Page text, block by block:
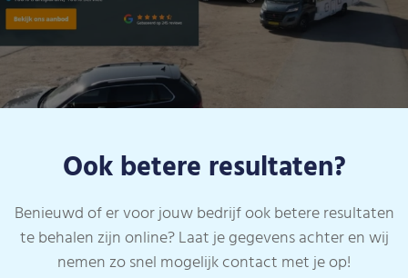
Ook betere resultaten?
Benieuwd of er voor jouw bedrijf ook betere resultaten
te behalen zijn online? Laat je gegevens achter en wij
nemen zo snel mogelijk contact met je op!